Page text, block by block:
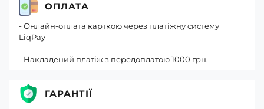
ОПЛАТА
- Онлайн-оплата карткою через платіжну систему
LiqPay
- Накладений платіж з передоплатою 1000 грн.
ГАРАНТІЇ